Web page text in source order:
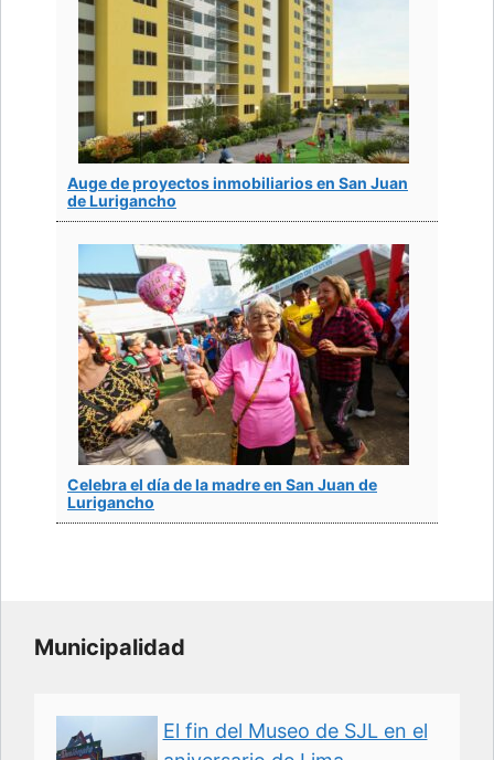
Auge de proyectos inmobiliarios en San Juan
de Lurigancho
Celebra el día de la madre en San Juan de
Lurigancho
Municipalidad
El fin del Museo de SJL en el